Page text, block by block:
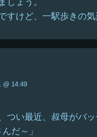
しょう。
すけど、一駅歩きの
@ 14:49
つい最近、叔母がバッ
だ～」